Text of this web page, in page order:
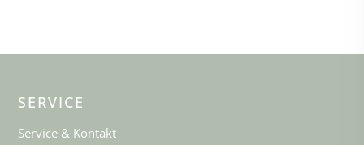
SERVICE
Service & Kontakt